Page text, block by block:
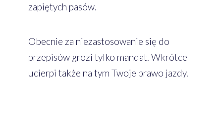
zapiętych pasów.
Obecnie za niezastosowanie się do
przepisów grozi tylko mandat. Wkrótce
ucierpi także na tym Twoje prawo jazdy.